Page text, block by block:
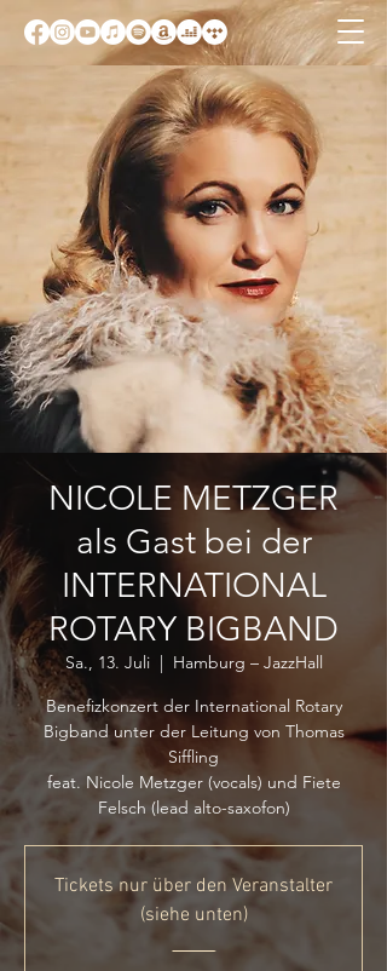
NICOLE METZGER
als Gast bei der
INTERNATIONAL
ROTARY BIGBAND
Sa., 13. Juli
  |
Hamburg – JazzHall
Benefizkonzert der International Rotary
Bigband unter der Leitung von Thomas
Siffling
feat. Nicole Metzger (vocals) und Fiete
Felsch (lead alto-saxofon)
Tickets nur über den Veranstalter
(siehe unten)
_____